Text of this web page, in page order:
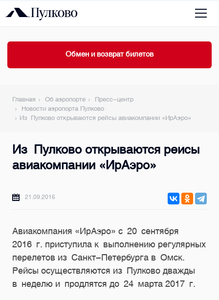
Обмен и возврат билетов
Главная Об аэропорте
Пресс-центр
Новости аэропорта Пулково
Из Пулково открываются рейсы авиакомпании «ИрАэро»
Из Пулково открываются рейсы
авиакомпании «ИрАэро»
21.09.2016
Авиакомпания «ИрАэро» с 20 сентября
2016 г. приступила к выполнению регулярных
перелетов из Санкт-Петербурга в Омск.
Рейсы осуществляются из Пулково дважды
в неделю и продлятся до 24 марта 2017 г.